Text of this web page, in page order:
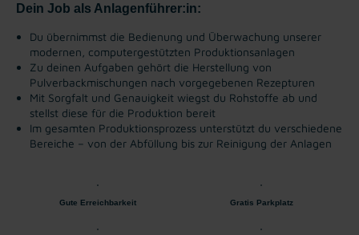
Dein Job als Anlagenführer:in:
Du übernimmst die Bedienung und Überwachung unserer
modernen, computergestützten Produktionsanlagen
Zu deinen Aufgaben gehört die Herstellung von
Pulverbackmischungen nach vorgegebenen Rezepturen
Mit Sorgfalt und Genauigkeit wiegst du Rohstoffe ab und
stellst diese für die Produktion bereit
Im gesamten Produktionsprozess unterstützt du verschiedene
Bereiche – von der Abfüllung bis zur Reinigung der Anlagen
Gute Erreichbarkeit Gratis Parkplatz